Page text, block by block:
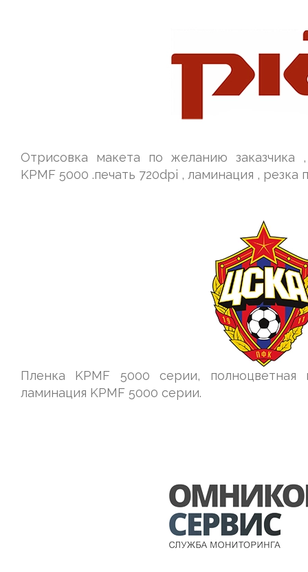
Отрисовка макета по желанию заказчика
KPMF 5000 .печать 720dpi , ламинация , резка
Пленка KPMF 5000 серии, полноцветная
ламинация KPMF 5000 серии.